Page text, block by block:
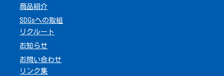
商品紹介
SDGsへの取組
リクルート
お知らせ
お問い合わせ
リンク集